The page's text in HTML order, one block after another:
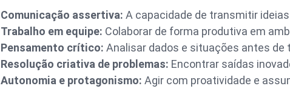
Comunicação assertiva: A capacidade de transmitir
Trabalho em equipe: Colaborar de forma produtiva em
Pensamento crítico: Analisar dados e situações antes de
Resolução criativa de problemas: Encontrar saídas
Autonomia e protagonismo: Agir com proatividade e